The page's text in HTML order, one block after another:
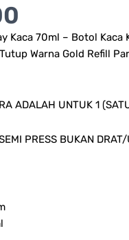
Kaca 70ml – Botol Kaca
Warna Gold Refill
ADALAH UNTUK 1
PRESS BUKAN